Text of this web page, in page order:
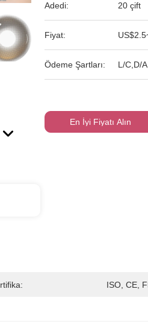
Adedi: 20 çift
Fiyat:
Ödeme Şartları: L/C,D/
En İyi Fiyatı Alın
ISO, CE,